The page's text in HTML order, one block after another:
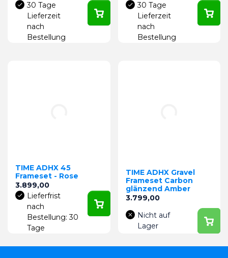
30 Tage
Lieferzeit
nach
Bestellung
30 Tage
Lieferzeit
nach
Bestellung
TIME ADHX 45
Frameset - Rose
Preis
3.899,00
Lieferfrist
nach
Bestellung: 30
Tage
TIME ADHX Gravel
Frameset Carbon
glänzend Amber
Preis
3.799,00
Nicht auf
Lager